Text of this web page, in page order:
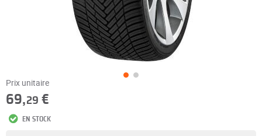
Prix unitaire
69,29 €
EN STOCK